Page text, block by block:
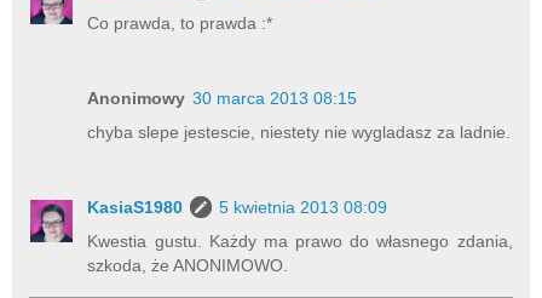
Co prawda, to prawda :*
Anonimowy 30 marca 2013 08:15
chyba slepe jestescie, niestety nie wygladasz za ladnie.
KasiaS1980
5 kwietnia 2013 08:09
Kwestia gustu. Każdy ma prawo do własnego zdania,
szkoda, że ANONIMOWO.